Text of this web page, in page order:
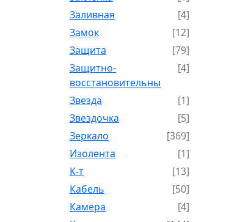
Заливная
[4]
Замок
[12]
Защита
[79]
Защитно-
восстановительный
[4]
Звезда
[1]
Звездочка
[5]
Зеркало
[369]
Изолента
[1]
К-т
[13]
Кабель
[50]
Камера
[4]